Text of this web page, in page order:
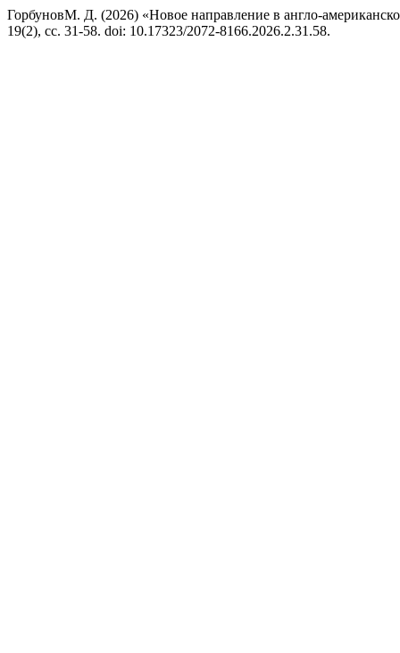
ГорбуновМ. Д. (2026) «Новое направление в англо-
19(2), сс. 31-58. doi: 10.17323/2072-8166.2026.2.31.58.